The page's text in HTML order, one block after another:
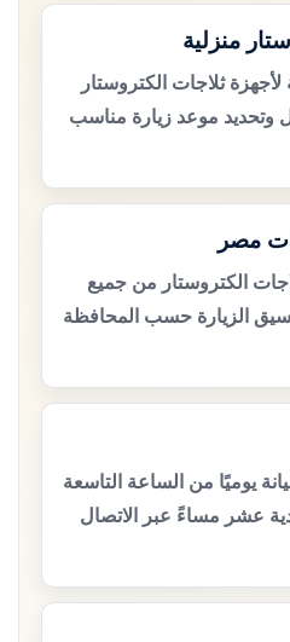
منزلية
ثلاجات الكتروستار
وتحديد موعد زيارة مناسب
مصر
الكتروستار من جميع
الزيارة حسب المحافظة
يوميًا من الساعة التاسعة
عشر مساءً عبر الاتصال